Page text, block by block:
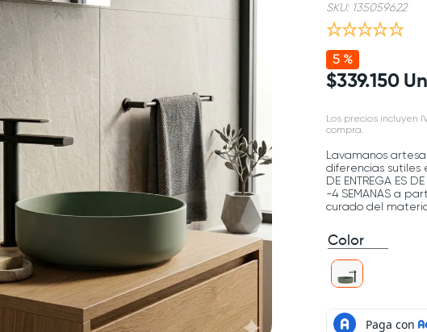
SKU: 135059622
5 %
$339.150 Un
Los precios incluyen
compra.
Lavamanos
diferencias sutiles
DE ENTREGA ES
-4 SEMANAS a
curado del
Color